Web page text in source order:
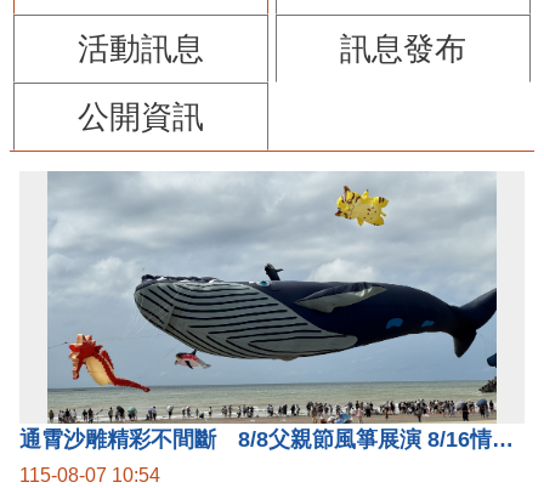
活動訊息
訊息發布
公開資訊
通霄沙雕精彩不間斷 8/8父親節風箏展演 8/16情人節66對浪漫挑戰送好禮
115-08-07 10:54